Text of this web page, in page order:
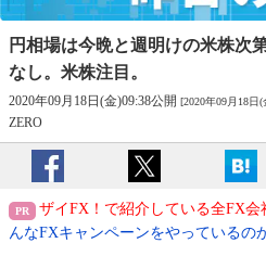
円相場は今晩と週明けの米株次
なし。米株注目。
2020年09月18日(金)09:38公開 [2020年09月18日
ZERO
ザイFX！で紹介している全FX会
んなFXキャンペーンをやっているの